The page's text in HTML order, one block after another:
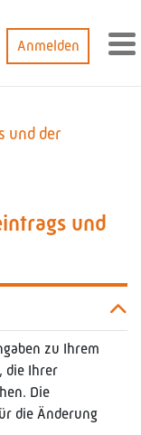
Anmelden
und der
und
zu Ihrem
die Ihrer
Die
die Änderung